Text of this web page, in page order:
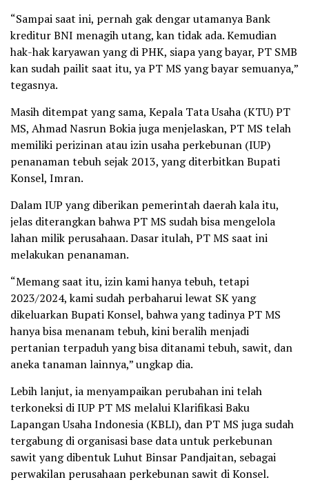
“Sampai saat ini, pernah gak dengar utamanya Bank
kreditur BNI menagih utang, kan tidak ada. Kemudian
hak-hak karyawan yang di PHK, siapa yang bayar, PT SMB
kan sudah pailit saat itu, ya PT MS yang bayar semuanya,”
tegasnya.
Masih ditempat yang sama, Kepala Tata Usaha (KTU) PT
MS, Ahmad Nasrun Bokia juga menjelaskan, PT MS telah
memiliki perizinan atau izin usaha perkebunan (IUP)
penanaman tebuh sejak 2013, yang diterbitkan Bupati
Konsel, Imran.
Dalam IUP yang diberikan pemerintah daerah kala itu,
jelas diterangkan bahwa PT MS sudah bisa mengelola
lahan milik perusahaan. Dasar itulah, PT MS saat ini
melakukan penanaman.
“Memang saat itu, izin kami hanya tebuh, tetapi
2023/2024, kami sudah perbaharui lewat SK yang
dikeluarkan Bupati Konsel, bahwa yang tadinya PT MS
hanya bisa menanam tebuh, kini beralih menjadi
pertanian terpaduh yang bisa ditanami tebuh, sawit, dan
aneka tanaman lainnya,” ungkap dia.
Lebih lanjut, ia menyampaikan perubahan ini telah
terkoneksi di IUP PT MS melalui Klarifikasi Baku
Lapangan Usaha Indonesia (KBLI), dan PT MS juga sudah
tergabung di organisasi base data untuk perkebunan
sawit yang dibentuk Luhut Binsar Pandjaitan, sebagai
perwakilan perusahaan perkebunan sawit di Konsel.